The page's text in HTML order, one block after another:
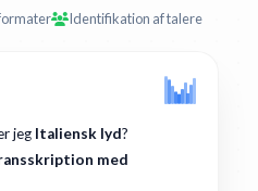
Identifikation af talere
jeg Italiensk lyd?
med